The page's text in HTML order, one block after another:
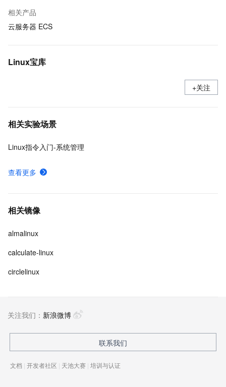
相关产品
云服务器 ECS
Linux宝库
+关注
相关实验场景
Linux指令入门-系统管理
查看更多
相关镜像
almalinux
calculate-linux
circlelinux
关注我们： 新浪微博
联系我们
文档 | 开发者社区 | 天池大赛 | 培训与认证